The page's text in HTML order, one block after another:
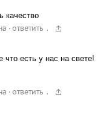
качество
· ответить .
что есть у нас на свете!
· ответить .